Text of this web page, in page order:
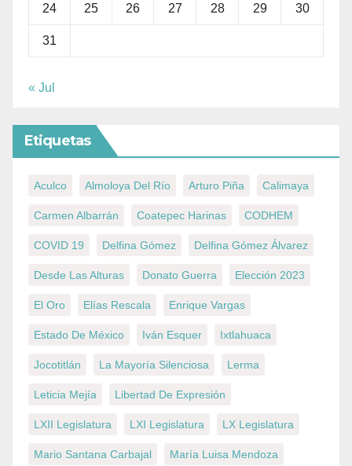
24 25 26 27 28 29 30
31
« Jul
Etiquetas
Aculco Almoloya Del Río Arturo Piña Calimaya
Carmen Albarrán Coatepec Harinas CODHEM
COVID 19 Delfina Gómez Delfina Gómez Álvarez
Desde Las Alturas Donato Guerra Elección 2023
El Oro Elías Rescala Enrique Vargas
Estado De México Iván Esquer Ixtlahuaca
Jocotitlán La Mayoría Silenciosa Lerma
Leticia Mejía Libertad De Expresión
LXII Legislatura LXI Legislatura LX Legislatura
Mario Santana Carbajal María Luisa Mendoza